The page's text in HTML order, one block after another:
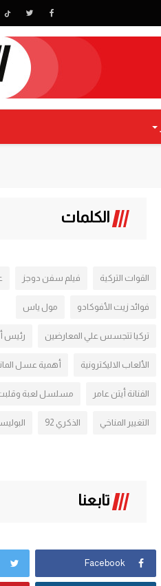
الكلمات
القوات التركية فيلم سفن دوجز
فوائد زيت الأفوكادو مول ياس
تركيا تتجسس علي المعارضين رئيس
الألعاب الاليكترونية أهمية عسل
الفنانة أيتن عامر مسلسل لعبة
التغيير المناخي الذكري 92
تابعنا
Facebook